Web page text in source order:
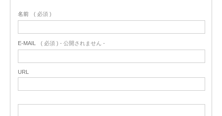
名前 ( 必須 )
E-MAIL ( 必須 ) - 公開されません -
URL